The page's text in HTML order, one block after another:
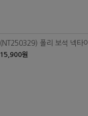
(NT250329) 폴리 보석 넥타이
15,900원